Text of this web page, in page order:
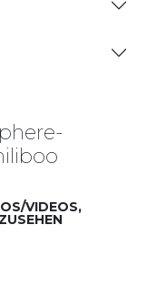
VIDEOS,